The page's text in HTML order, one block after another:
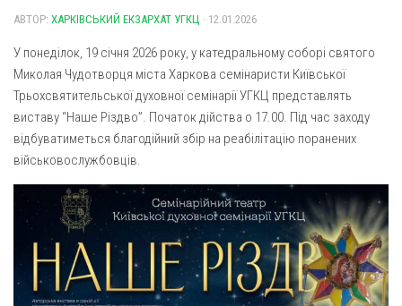
Архистратига Михаїла (м. Люботин)
Покрови Пресвятої Богородиці (с. Вільча)
Преображенська парафія (м. Лозова)
Парафія Благовіщення Пресвятої Богородиці (смт
Золочів)
Парафія Різдва Пресвятої Богородиці м. Берестин
(Красноград)
Парохії Полтавської області
Пресвятої Трійці (м. Полтава)
Всіх Святих українського народу (м. Полтава)
Свято-Юріївська парафія (м. Полтава)
Газета Християнський голос
Надруковані числа
Молитви
Галерея
Рух pro-life
АВТОР: ХАРКІВСЬКИЙ ЕКЗАРХАТ УГКЦ · 12.01.2026
У понеділок, 19 січня 2026 року, у катедральному соборі святого
Миколая Чудотворця міста Харкова семінаристи Київської
Трьохсвятительської духовної семінарії УГКЦ представлять
виставу “Наше Різдво”. Початок дійства о 17.00. Під час заходу
відбуватиметься благодійний збір на реабілітацію поранених
військовослужбовців.